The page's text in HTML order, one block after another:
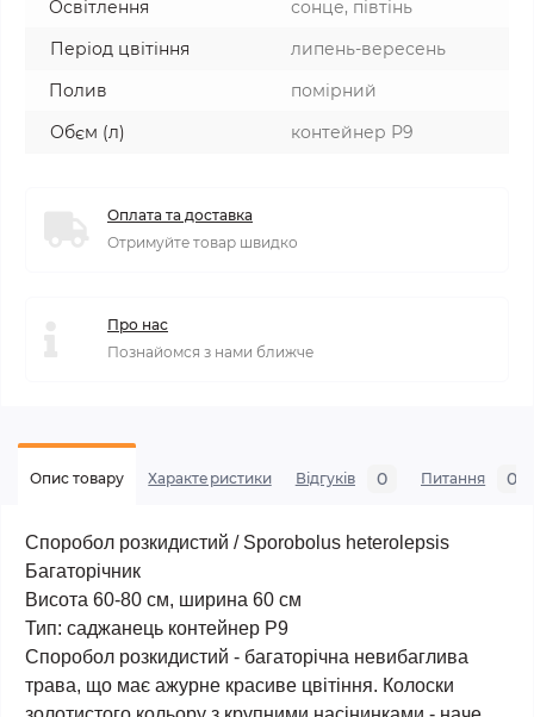
Освітлення
сонце, півтінь
Період цвітіння
липень-вересень
Полив
помірний
Обєм (л)
контейнер Р9
Оплата та доставка
Отримуйте товар швидко
Про нас
Познайомся з нами ближче
Опис товару Характеристики Відгуків 0 Питання 0
Споробол розкидистий / Sporobolus heterolepsis
Багаторічник
Висота 60-80 см, ширина 60 см
Тип: саджанець контейнер Р9
Споробол розкидистий - багаторічна невибаглива
трава, що має ажурне красиве цвітіння. Колоски